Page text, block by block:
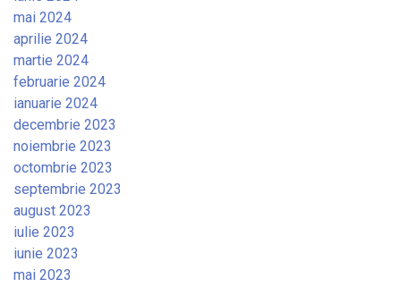
mai 2024
aprilie 2024
martie 2024
februarie 2024
ianuarie 2024
decembrie 2023
noiembrie 2023
octombrie 2023
septembrie 2023
august 2023
iulie 2023
iunie 2023
mai 2023